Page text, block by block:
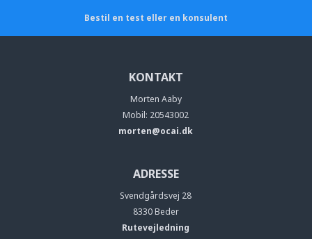
Bestil en test eller en konsulent
KONTAKT
Morten Aaby
Mobil: 20543002
morten@ocai.dk
ADRESSE
Svendgårdsvej 28
8330 Beder
Rutevejledning